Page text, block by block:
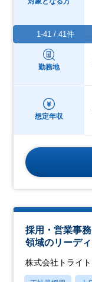
勤務地
想定年収
採用・営業事
領域のリーデ
株式会社トライ
1-41 / 41件